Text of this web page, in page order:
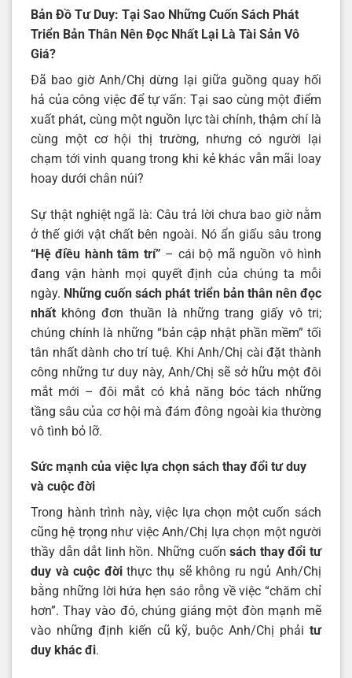
Bản Đồ Tư Duy: Tại Sao Những Cuốn Sách Phát
Triển Bản Thân Nên Đọc Nhất Lại Là Tài Sản Vô
Giá?
Đã bao giờ Anh/Chị dừng lại giữa guồng quay hối
hả của công việc để tự vấn: Tại sao cùng một điểm
xuất phát, cùng một nguồn lực tài chính, thậm chí là
cùng một cơ hội thị trường, nhưng có người lại
chạm tới vinh quang trong khi kẻ khác vẫn mãi loay
hoay dưới chân núi?
Sự thật nghiệt ngã là: Câu trả lời chưa bao giờ nằm
ở thế giới vật chất bên ngoài. Nó ẩn giấu sâu trong
“Hệ điều hành tâm trí” – cái bộ mã nguồn vô hình
đang vận hành mọi quyết định của chúng ta mỗi
ngày. Những cuốn sách phát triển bản thân nên đọc
nhất không đơn thuần là những trang giấy vô tri;
chúng chính là những “bản cập nhật phần mềm” tối
tân nhất dành cho trí tuệ. Khi Anh/Chị cài đặt thành
công những tư duy này, Anh/Chị sẽ sở hữu một đôi
mắt mới – đôi mắt có khả năng bóc tách những
tầng sâu của cơ hội mà đám đông ngoài kia thường
vô tình bỏ lỡ.
Sức mạnh của việc lựa chọn sách thay đổi tư duy
và cuộc đời
Trong hành trình này, việc lựa chọn một cuốn sách
cũng hệ trọng như việc Anh/Chị lựa chọn một người
thầy dẫn dắt linh hồn. Những cuốnsách thay đổi tư
duy và cuộc đờithực thụ sẽ không ru ngủ Anh/Chị
bằng những lời hứa hẹn sáo rỗng về việc “chăm chỉ
hơn”. Thay vào đó, chúng giáng một đòn mạnh mẽ
vào những định kiến cũ kỹ, buộc Anh/Chị phải tư
duy khác đi.